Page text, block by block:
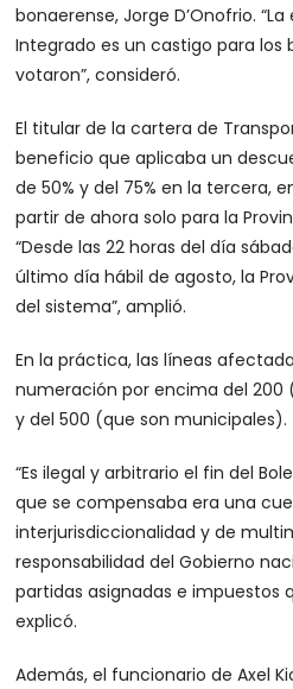
bonaerense, Jorge D’Onofrio.
Integrado es un castigo para los
votaron”, consideró.
El titular de la cartera de
beneficio que aplicaba un
de 50% y del 75% en la tercera,
partir de ahora solo para la
“Desde las 22 horas del día
último día hábil de agosto, la
del sistema”, amplió.
En la práctica, las líneas
numeración por encima del 200
y del 500 (que son municipales).
“Es ilegal y arbitrario el fin del
que se compensaba era una
interjurisdiccionalidad y de
responsabilidad del Gobierno
partidas asignadas e impuestos
explicó.
Además, el funcionario de Axel